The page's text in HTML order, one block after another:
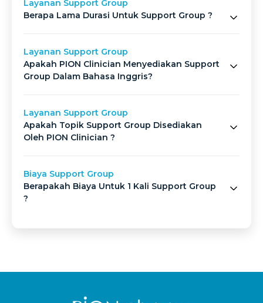
Layanan Support Group
Berapa Lama Durasi Untuk Support Group ?
Layanan Support Group
Apakah PION Clinician Menyediakan Support
Group Dalam Bahasa Inggris?
Layanan Support Group
Apakah Topik Support Group Disediakan
Oleh PION Clinician ?
Biaya Support Group
Berapakah Biaya Untuk 1 Kali Support Group
?